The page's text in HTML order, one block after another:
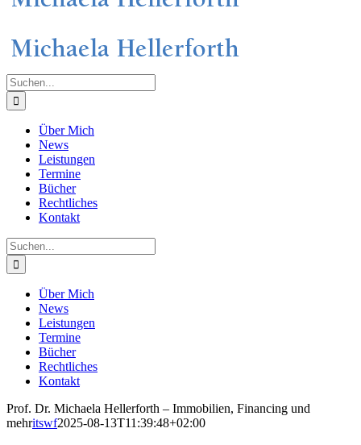
Suche
nach:
Über Mich
News
Leistungen
Termine
Bücher
Rechtliches
Kontakt
Suche
nach:
Über Mich
News
Leistungen
Termine
Bücher
Rechtliches
Kontakt
Prof. Dr. Michaela Hellerforth – Immobilien, Financing und
mehritswf2025-08-13T11:39:48+02:00